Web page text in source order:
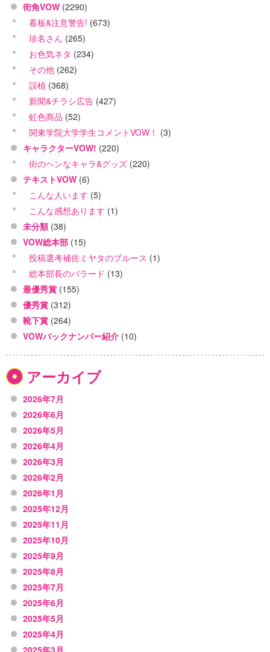
街角VOW (2290)
看板&注意警告! (673)
珍名さん (265)
お色気ネタ (234)
その他 (262)
誤植 (368)
新聞&チラシ広告 (427)
虹色商品 (52)
関東学院大学学生コメントVOW！ (3)
キャラクターVOW! (220)
街のヘンなキャラ&グッズ (220)
テキストVOW (6)
こんな人います (5)
こんな感想あります (1)
未分類 (38)
VOW総本部 (15)
投稿選考補佐ミヤタのブルース (1)
総本部長のバラード (13)
最優秀賞 (155)
優秀賞 (312)
靴下賞 (264)
VOWバックナンバー紹介 (10)
アーカイブ
2026年7月
2026年6月
2026年5月
2026年4月
2026年3月
2026年2月
2026年1月
2025年12月
2025年11月
2025年10月
2025年9月
2025年8月
2025年7月
2025年6月
2025年5月
2025年4月